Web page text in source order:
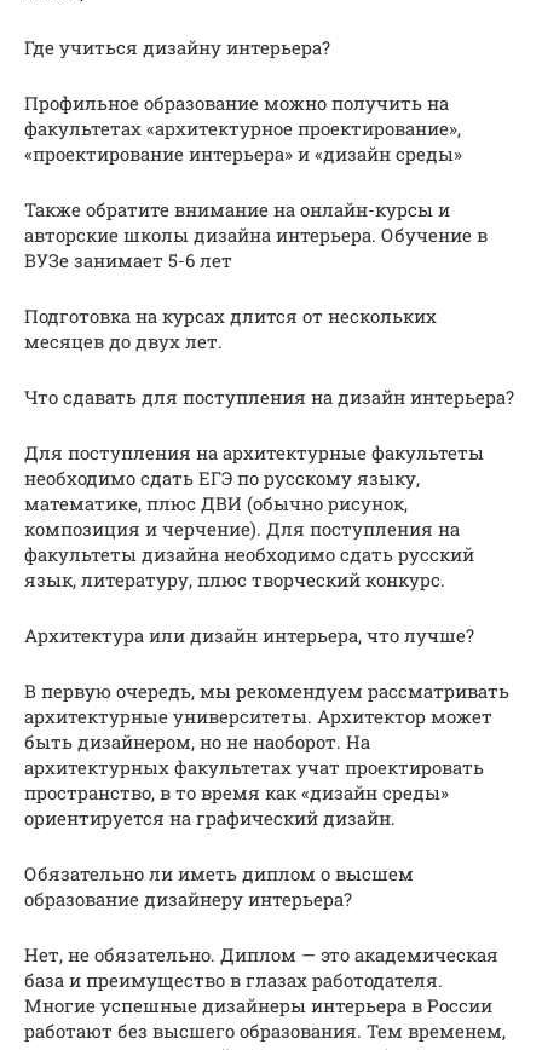
Где учиться дизайну интерьера?
Профильное образование можно получить на
факультетах «архитектурное проектирование»,
«проектирование интерьера» и «дизайн среды»
Также обратите внимание на онлайн-курсы и
авторские школы дизайна интерьера. Обучение в
ВУЗе занимает 5-6 лет
Подготовка на курсах длится от нескольких
месяцев до двух лет.
Что сдавать для поступления на дизайн интерьера?
Для поступления на архитектурные факультеты
необходимо сдать ЕГЭ по русскому языку,
математике, плюс ДВИ (обычно рисунок,
композиция и черчение). Для поступления на
факультеты дизайна необходимо сдать русский
язык, литературу, плюс творческий конкурс.
Архитектура или дизайн интерьера, что лучше?
В первую очередь, мы рекомендуем рассматривать
архитектурные университеты. Архитектор может
быть дизайнером, но не наоборот. На
архитектурных факультетах учат проектировать
пространство, в то время как «дизайн среды»
ориентируется на графический дизайн.
Обязательно ли иметь диплом о высшем
образование дизайнеру интерьера?
Нет, не обязательно. Диплом — это академическая
база и преимущество в глазах работодателя.
Многие успешные дизайнеры интерьера в России
работают без высшего образования. Тем временем,